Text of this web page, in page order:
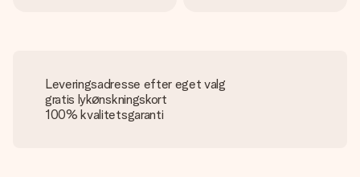
Leveringsadresse efter eget valg
gratis lykønskningskort
100% kvalitetsgaranti